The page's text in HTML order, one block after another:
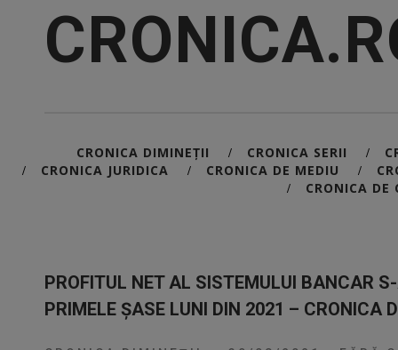
CRONICA DIMINEȚII / CRONICA SERII /
/ CRONICA JURIDICA / CRONICA DE MEDIU /
/ CRONICA DE
PROFITUL NET AL SISTEMULUI BANCAR
PRIMELE ȘASE LUNI DIN 2021 – CRONICA